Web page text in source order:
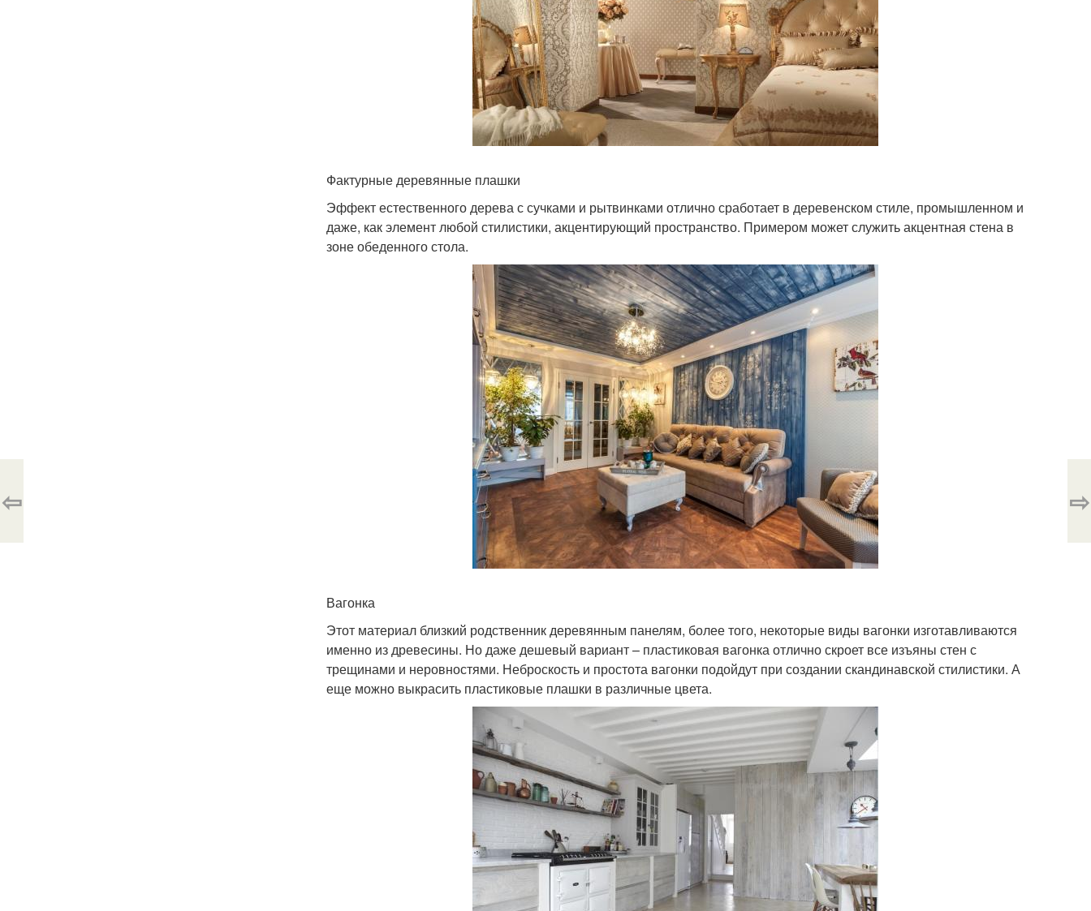
Фактурные деревянные плашки
Эффект естественного дерева с сучками и рытвинками отлично сработает в деревенском стиле, промышленном и
даже, как элемент любой стилистики, акцентирующий пространство. Примером может служить акцентная стена в
зоне обеденного стола.
Вагонка
Этот материал близкий родственник деревянным панелям, более того, некоторые виды вагонки изготавливаются
именно из древесины. Но даже дешевый вариант – пластиковая вагонка отлично скроет все изъяны стен с
трещинами и неровностями. Неброскость и простота вагонки подойдут при создании скандинавской стилистики. А
еще можно выкрасить пластиковые плашки в различные цвета.
⇦ ⇨